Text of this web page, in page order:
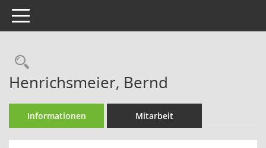
Toggle navigation
Rechercheauswahl
Henrichsmeier, Bernd
Informationen Mitarbeit